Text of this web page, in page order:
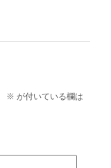
※ が付いている欄は